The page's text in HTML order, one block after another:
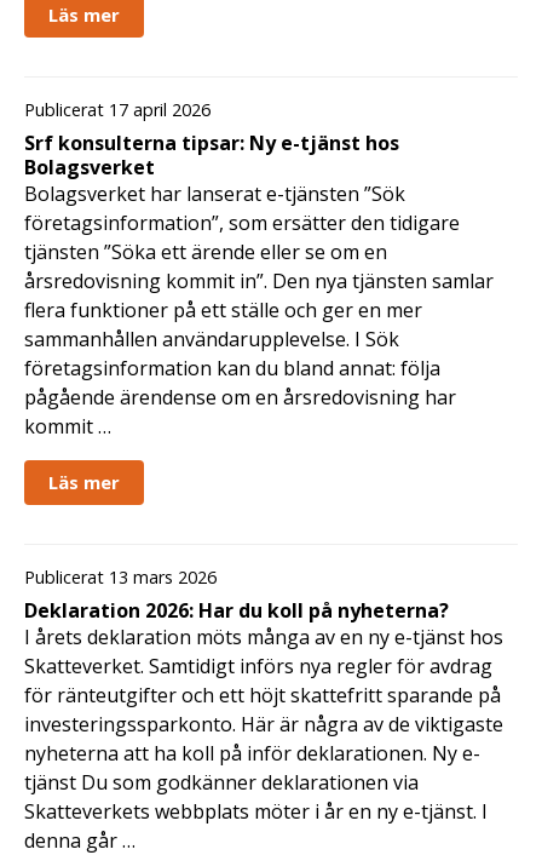
Läs mer
Publicerat 17 april 2026
Srf konsulterna tipsar: Ny e-tjänst hos
Bolagsverket
Bolagsverket har lanserat e-tjänsten ”Sök
företagsinformation”, som ersätter den tidigare
tjänsten ”Söka ett ärende eller se om en
årsredovisning kommit in”. Den nya tjänsten samlar
flera funktioner på ett ställe och ger en mer
sammanhållen användarupplevelse. I Sök
företagsinformation kan du bland annat: följa
pågående ärendense om en årsredovisning har
kommit …
Läs mer
Publicerat 13 mars 2026
Deklaration 2026: Har du koll på nyheterna?
I årets deklaration möts många av en ny e-tjänst hos
Skatteverket. Samtidigt införs nya regler för avdrag
för ränteutgifter och ett höjt skattefritt sparande på
investeringssparkonto. Här är några av de viktigaste
nyheterna att ha koll på inför deklarationen. Ny e-
tjänst Du som godkänner deklarationen via
Skatteverkets webbplats möter i år en ny e-tjänst. I
denna går …